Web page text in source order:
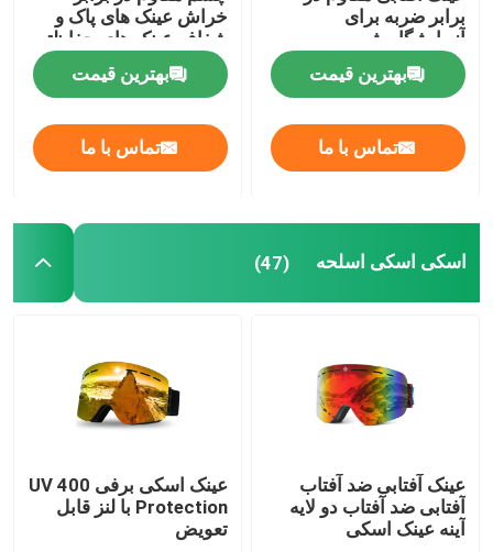
عینک ایمنی تجویز شده
غواصی شنا کردن
عینک آفتابی
عینک ضد غواصی ضد مه
لوازم شنا شنا
غواصی غواصی
برابر ضربه برای
آزمایشگاه شیمی
بهترین قیمت
تماس با ما
خراش عینک های پاک و
شفاف عینک های حفاظتی
و گیرنده های ضد لغز قابل
تنظیم عینک های
آزمایشگاهی
بهترین قیمت
تماس با ما
اسکی اسکی اسلحه (47)
عینک آفتابی ضد آفتاب
آفتابی ضد آفتاب دو لایه
آینه عینک اسکی
عینک اسکی برفی UV 400
Protection با لنز قابل
تعویض